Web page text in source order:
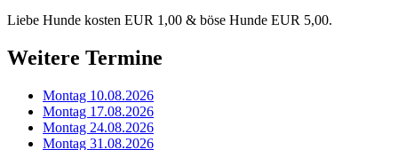
Liebe Hunde kosten EUR 1,00 & böse Hunde EUR 5,00.
Weitere Termine
Montag 10.08.2026
Montag 17.08.2026
Montag 24.08.2026
Montag 31.08.2026